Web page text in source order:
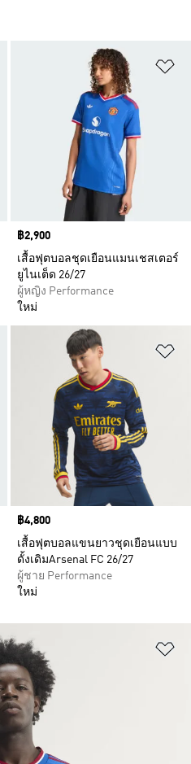
เพิ่มไปยังรายการสินค้าโปรด
Price
฿2,900
เสื้อฟุตบอลชุดเยือนแมนเชสเตอร์
ยูไนเต็ด 26/27
ผู้หญิง Performance
ใหม่
เพิ่มไปยังรายการสินค้าโปรด
Price
฿4,800
เสื้อฟุตบอลแขนยาวชุดเยือนแบบ
ดั้งเดิมArsenal FC 26/27
ผู้ชาย Performance
ใหม่